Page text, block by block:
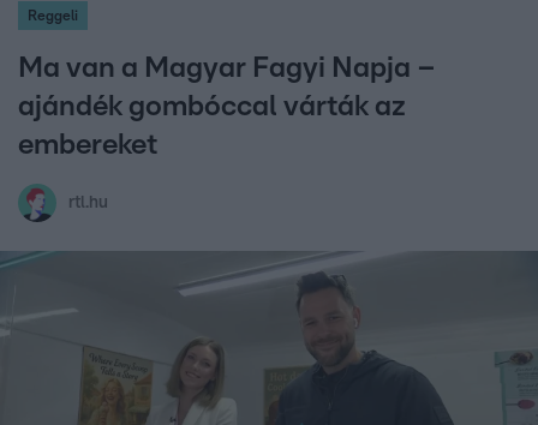
Reggeli
Ma van a Magyar Fagyi Napja –
ajándék gombóccal várták az
embereket
rtl.hu